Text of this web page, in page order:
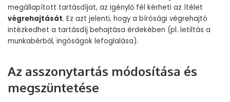
megállapított tartásdíjat, az igénylő fél kérheti az ítélet
végrehajtását. Ez azt jelenti, hogy a bírósági végrehajtó
intézkedhet a tartásdíj behajtása érdekében (pl. letiltás a
munkabérből, ingóságok lefoglalása).
Az asszonytartás módosítása és
megszüntetése